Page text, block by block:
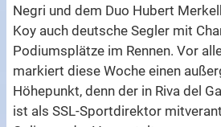
Negri und dem Duo Hubert
Koy auch deutsche Segler mit
Podiumsplätze im Rennen. Vor
markiert diese Woche einen
Höhepunkt, denn der in Riva del
ist als SSL-Sportdirektor